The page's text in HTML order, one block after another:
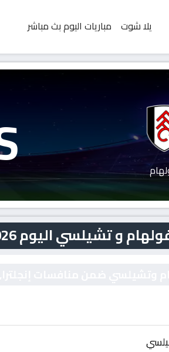
يلا شوت مباريات اليوم بث مباشر
اليوم 2026-01-07 بث مباشر